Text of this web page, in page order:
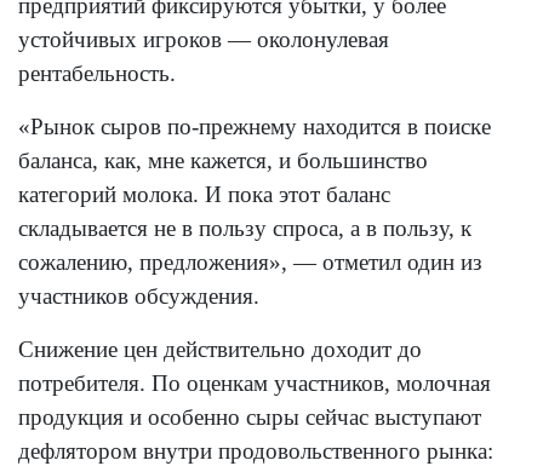
предприятий фиксируются убытки, у более
устойчивых игроков — околонулевая
рентабельность.
«Рынок сыров по-прежнему находится в поиске
баланса, как, мне кажется, и большинство
категорий молока. И пока этот баланс
складывается не в пользу спроса, а в пользу, к
сожалению, предложения», — отметил один из
участников обсуждения.
Снижение цен действительно доходит до
потребителя. По оценкам участников, молочная
продукция и особенно сыры сейчас выступают
дефлятором внутри продовольственного рынка: